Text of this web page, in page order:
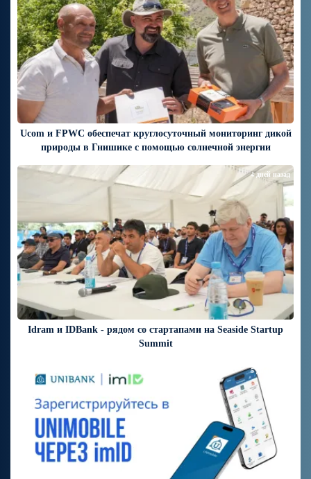
Ucom и FPWC обеспечат круглосуточный мониторинг дикой
природы в Гнишике с помощью солнечной энергии
Idram и IDBank - рядом со стартапами на Seaside Startup
Summit
4 дней назад
5 дней назад